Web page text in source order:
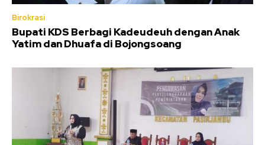
Birokrasi
Bupati KDS Berbagi Kadeudeuh dengan Anak
Yatim dan Dhuafa di Bojongsoang